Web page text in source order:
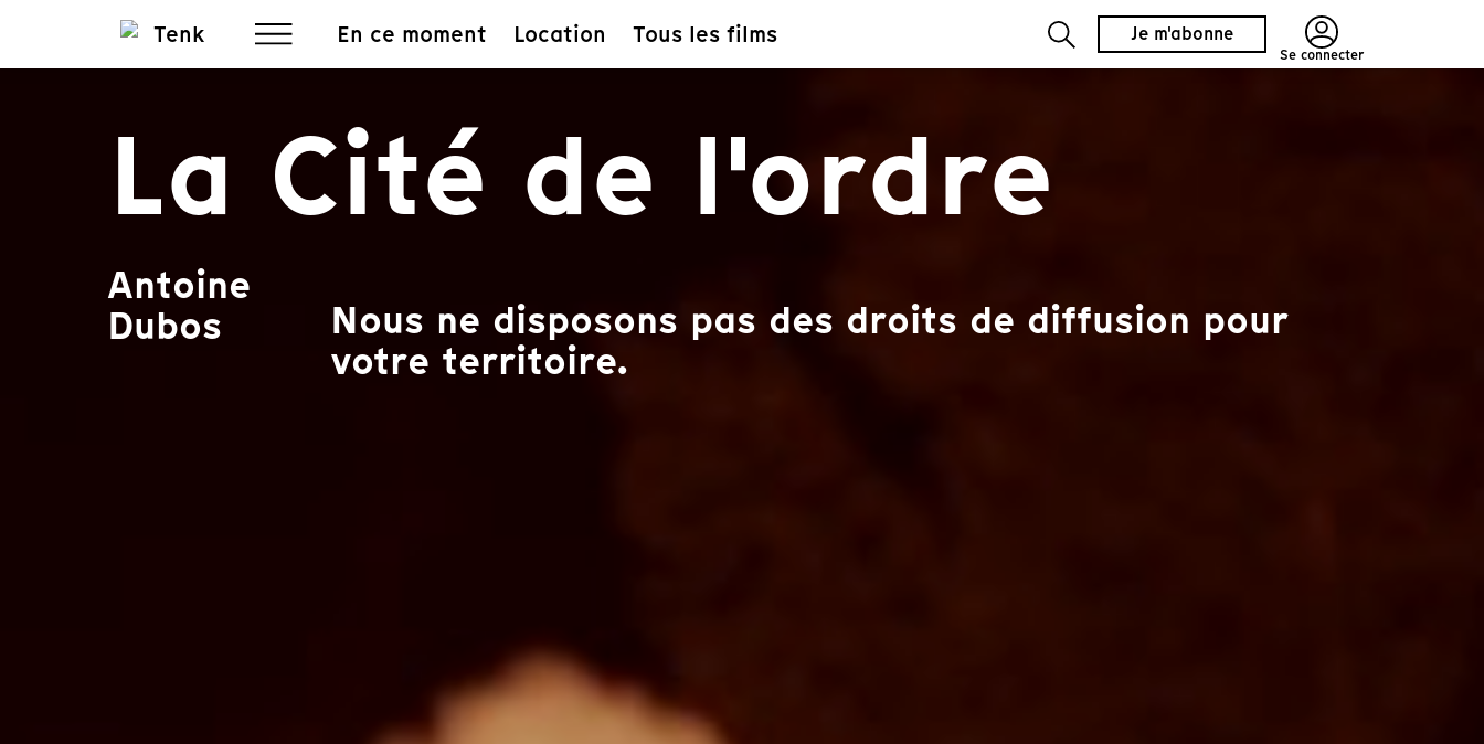
En ce moment Location Tous les films Je m'abonne
Se connecter
La Cité de l'ordre
Antoine
Dubos Nous ne disposons pas des droits de diffusion pour
votre territoire.